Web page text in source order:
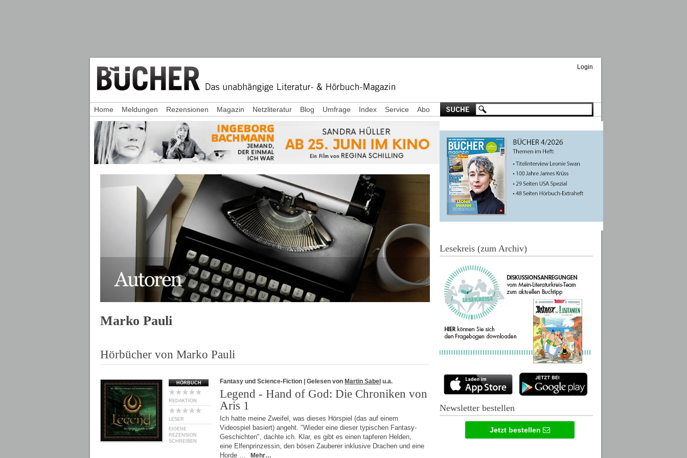
Login
Marko Pauli
Hörbücher von Marko Pauli
HÖRBUCH
REDAKTION
LESER
EIGENE
REZENSION
SCHREIBEN
Fantasy und Science-Fiction | Gelesen von Martin Sabel u.a.
Legend - Hand of God: Die Chroniken von
Aris 1
Ich hatte meine Zweifel, was dieses Hörspiel (das auf einem
Videospiel basiert) angeht. "Wieder eine dieser typischen Fantasy-
Geschichten", dachte ich. Klar, es gibt es einen tapferen Helden,
eine Elfenprinzessin, den bösen Zauberer inklusive Drachen und eine
Horde …
Mehr…
Home Meldungen Rezensionen Magazin Netzliteratur Blog Umfrage Index Service Abo
Lesekreis (zum Archiv)
Newsletter bestellen
Jetzt bestellen